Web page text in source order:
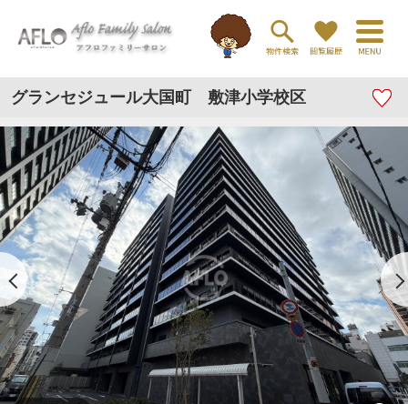
グランセジュール大国町 敷津小学校区